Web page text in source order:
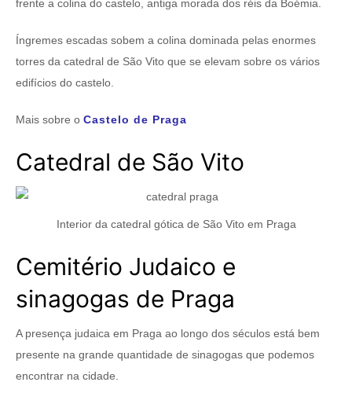
frente a colina do castelo, antiga morada dos réis da Boémia.
Íngremes escadas sobem a colina dominada pelas enormes
torres da catedral de São Vito que se elevam sobre os vários
edifícios do castelo.
Mais sobre o Castelo de Praga
Catedral de São Vito
Interior da catedral gótica de São Vito em Praga
Cemitério Judaico e
sinagogas de Praga
A presença judaica em Praga ao longo dos séculos está bem
presente na grande quantidade de sinagogas que podemos
encontrar na cidade.